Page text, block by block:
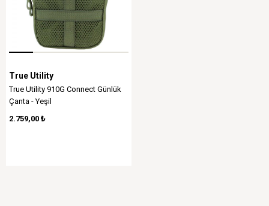
True Utility
True Utility 910G Connect Günlük
Çanta - Yeşil
2.759,00 ₺